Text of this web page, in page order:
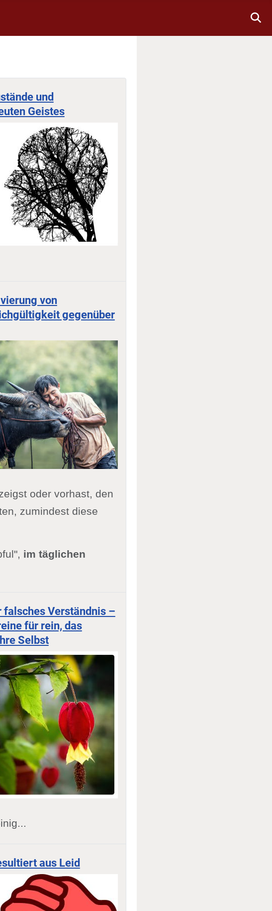
und
Geistes
von
gegenüber
oder vorhast, den
zumindest diese
im täglichen
falsches Verständnis –
für rein, das
Selbst
aus Leid